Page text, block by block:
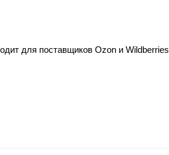
для поставщиков Ozon и